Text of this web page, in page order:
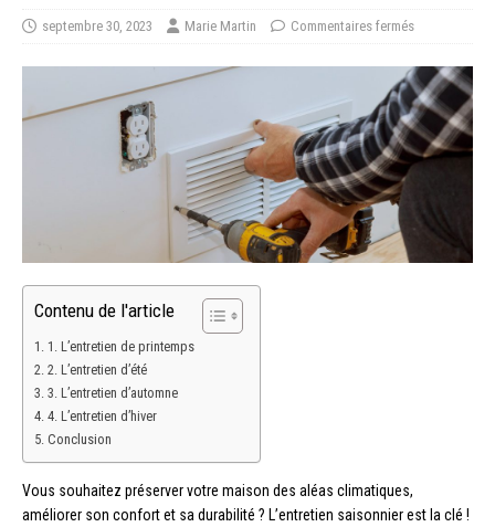
septembre 30, 2023 Marie Martin Commentaires fermés
Contenu de l'article
1. L’entretien de printemps
2. L’entretien d’été
3. L’entretien d’automne
4. L’entretien d’hiver
Conclusion
Vous souhaitez préserver votre maison des aléas climatiques,
améliorer son confort et sa durabilité ? L’entretien saisonnier est la clé !